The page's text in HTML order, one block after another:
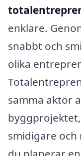
enklare.
snabbt och
olika
samma aktör
smidigare och